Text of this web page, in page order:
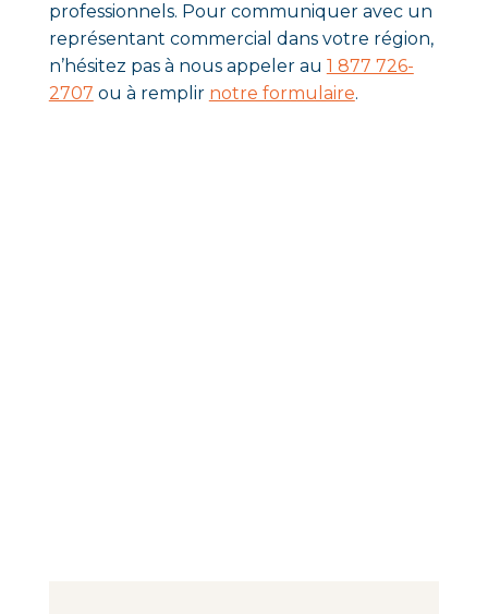
professionnels. Pour communiquer avec un
représentant commercial dans votre région,
n’hésitez pas à nous appeler au 1 877 726-
2707 ou à remplir notre formulaire.